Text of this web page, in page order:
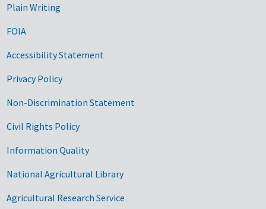
Plain Writing
FOIA
Accessibility Statement
Privacy Policy
Non-Discrimination Statement
Civil Rights Policy
Information Quality
National Agricultural Library
Agricultural Research Service